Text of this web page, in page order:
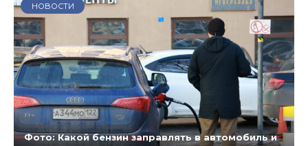
НОВОСТИ
Фото: Какой бензин заправлять в автомобиль и